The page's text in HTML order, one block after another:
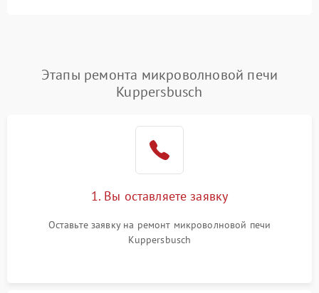
Этапы ремонта микроволновой печи
Kuppersbusch
1. Вы оставляете заявку
Оставьте заявку на ремонт микроволновой печи
Kuppersbusch